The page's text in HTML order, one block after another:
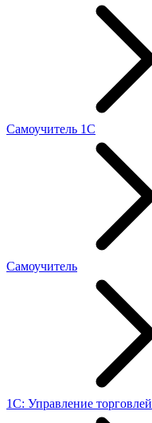
Самоучитель 1С
Самоучитель
1С: Управление торговлей